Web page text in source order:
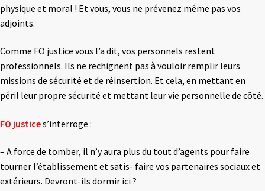
physique et moral ! Et vous, vous ne prévenez même pas vos
adjoints.
Comme FO justice vous l’a dit, vos personnels restent
professionnels. Ils ne rechignent pas à vouloir remplir leurs
missions de sécurité et de réinsertion. Et cela, en mettant en
péril leur propre sécurité et mettant leur vie personnelle de côté.
FO justices’interroge :
– A force de tomber, il n’y aura plus du tout d’agents pour faire
tourner l’établissement et satis- faire vos partenaires sociaux et
extérieurs. Devront-ils dormir ici ?